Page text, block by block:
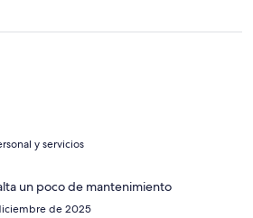
y servicios
un poco de mantenimiento
de 2025